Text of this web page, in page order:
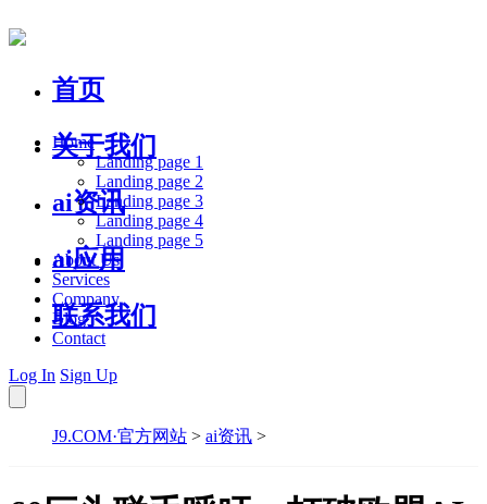
首页
关于我们
ai资讯
ai应用
联系我们
Home
Landing page 1
Landing page 2
Landing page 3
Landing page 4
Landing page 5
About Us
Services
Company
Blog
Contact
Log In Sign Up
J9.COM·官方网站 > ai资讯 >